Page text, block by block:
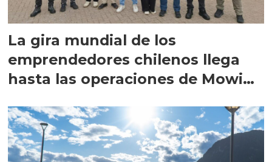
La gira mundial de los
emprendedores chilenos llega
hasta las operaciones de Mowi